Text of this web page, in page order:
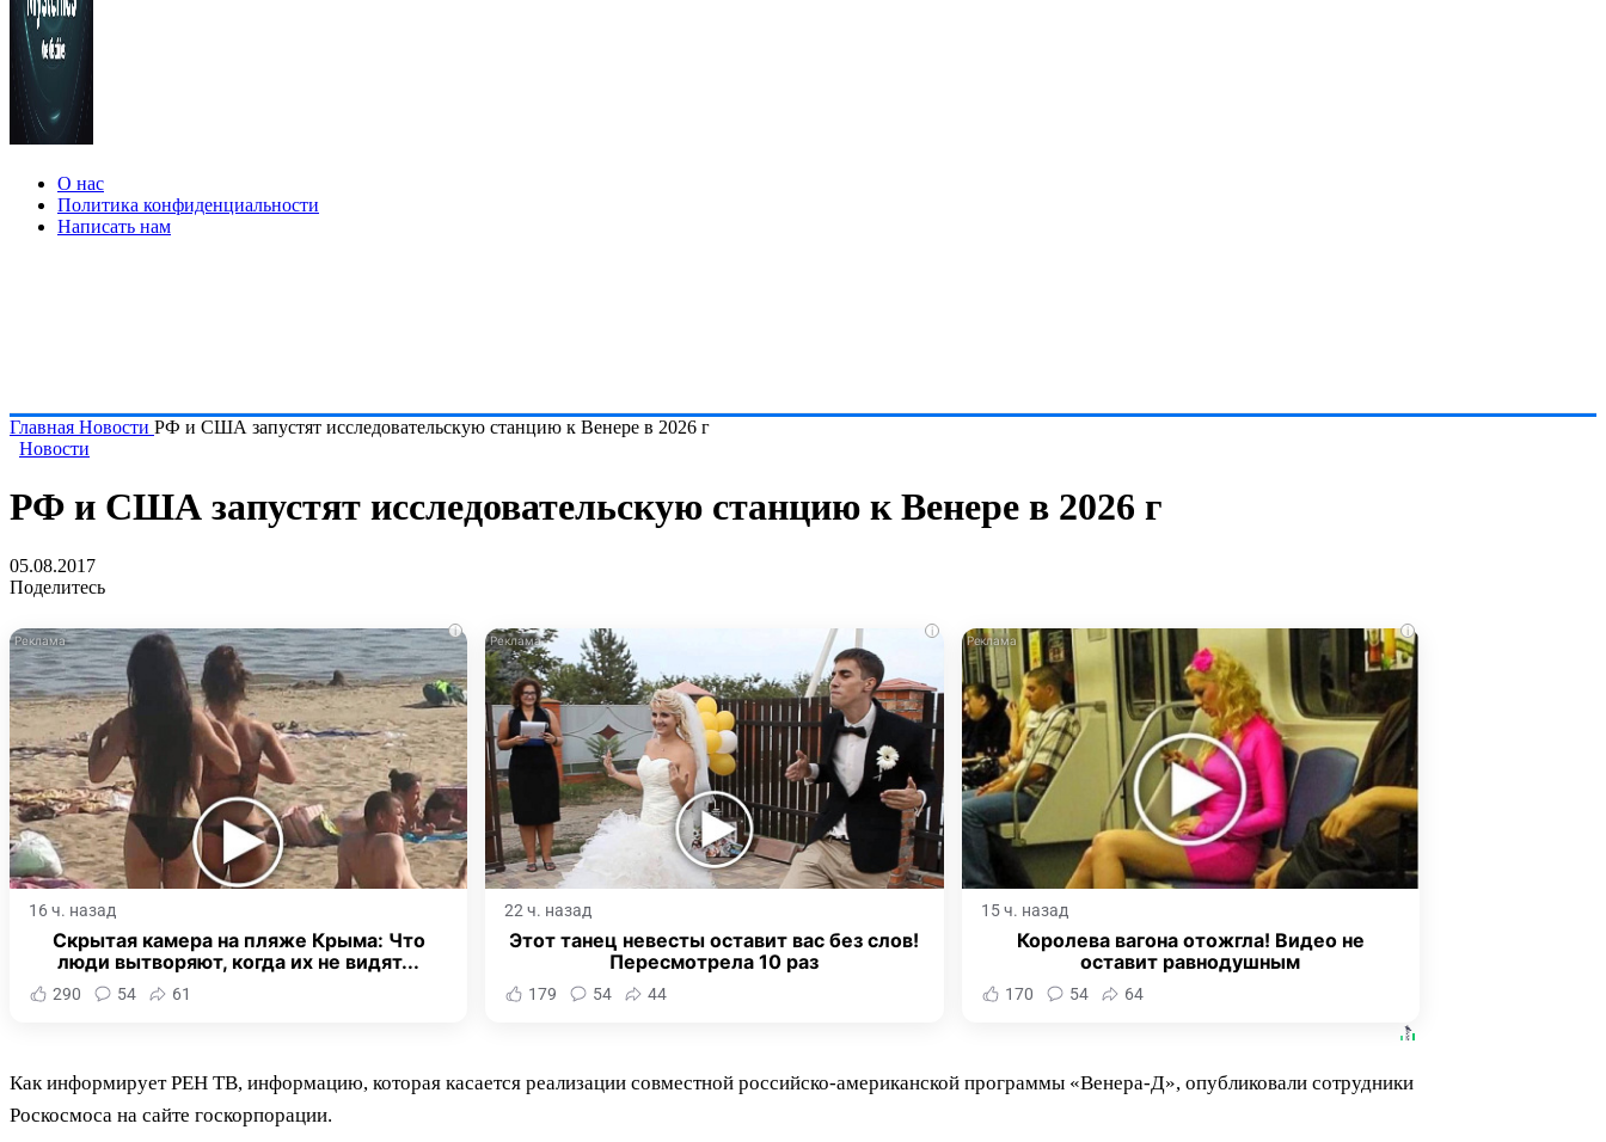
О нас
Политика конфиденциальности
Написать нам
Главная Новости РФ и США запустят исследовательскую станцию к Венере в 2026 г
Новости
РФ и США запустят исследовательскую станцию к Венере в 2026 г
05.08.2017
Поделитесь
i
16 ч. назад
Скрытая камера на пляже Крыма: Что
люди вытворяют, когда их не видят...
290 54 61
i
22 ч. назад
Этот танец невесты оставит вас без слов!
Пересмотрела 10 раз
179 54 44
i
15 ч. назад
Королева вагона отожгла! Видео не
оставит равнодушным
170 54 64
Как информирует РЕН ТВ, информацию, которая касается реализации совместной российско-американской программы «Венера-Д», опубликовали сотрудники
Роскосмоса на сайте госкорпорации.